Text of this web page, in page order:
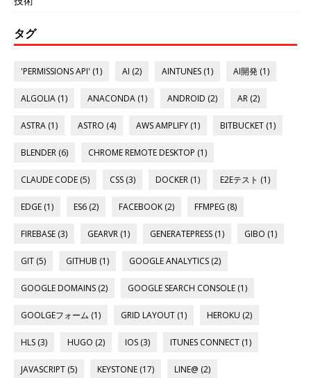
タグ
'PERMISSIONS API' (1) AI (2) AINTUNES (1) AI開発 (1)
ALGOLIA (1) ANACONDA (1) ANDROID (2) AR (2)
ASTRA (1) ASTRO (4) AWS AMPLIFY (1) BITBUCKET (1)
BLENDER (6) CHROME REMOTE DESKTOP (1)
CLAUDE CODE (5) CSS (3) DOCKER (1) E2Eテスト (1)
EDGE (1) ES6 (2) FACEBOOK (2) FFMPEG (8)
FIREBASE (3) GEARVR (1) GENERATEPRESS (1) GIBO (1)
GIT (5) GITHUB (1) GOOGLE ANALYTICS (2)
GOOGLE DOMAINS (2) GOOGLE SEARCH CONSOLE (1)
GOOLGEフォーム (1) GRID LAYOUT (1) HEROKU (2)
HLS (3) HUGO (2) IOS (3) ITUNES CONNECT (1)
JAVASCRIPT (5) KEYSTONE (17) LINE@ (2)